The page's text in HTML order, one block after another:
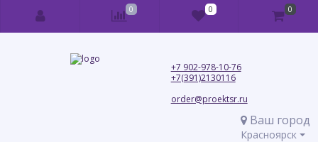
+7 902-978-10-76
+7(391)2130116
order@proektsr.ru
Ваш город
Красноярск
0 0 0